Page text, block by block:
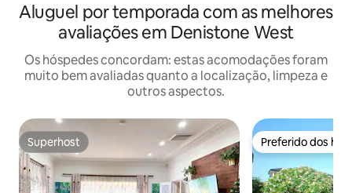
Aluguel por temporada com as melhores
avaliações em Denistone West
Os hóspedes concordam: estas acomodações foram
muito bem avaliadas quanto a localização, limpeza e
outros aspectos.
Superhost
Superhost Preferido dos
Preferido dos